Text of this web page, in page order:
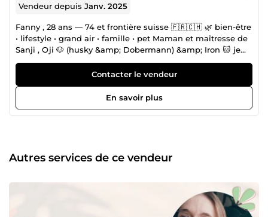
Vendeur depuisJanv. 2025
Fanny , 28 ans — 74 et frontière suisse 🇫🇷🇨🇭 🌿 bien-être
• lifestyle • grand air • famille • pet Maman et maîtresse de
Sanji , Oji 🐶 (husky &amp; Dobermann) &amp; Iron 🐱 je
vis et filme en Haute-Savoie entre lac et montagne —
routines bien-être, cuisine du quotidien et balades en
nature. Un univers ancré, cohérent, qui parle à une
audience qui lui ressemble, de façon naturelle. Vidéos
UGC prêtes à diffuser, pensées pour les réseaux sociaux et
Contacter le vendeur
En savoir plus
Autres services de ce vendeur